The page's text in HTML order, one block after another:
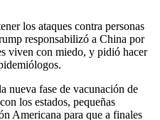
los ataques contra personas
responsabilizó a China por
viven con miedo, y pidió hacer
nueva fase de vacunación de
los estados, pequeñas
Americana para que a finales